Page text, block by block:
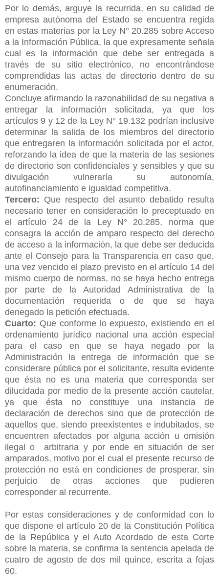
Por lo demás, arguye la recurrida, en su calidad de
empresa autónoma del Estado se encuentra regida
en estas materias por la Ley N° 20.285 sobre Acceso
a la Información Pública, la que expresamente señala
cual es la información que debe ser entregada a
través de su sitio electrónico, no encontrándose
comprendidas las actas de directorio dentro de su
enumeración.
Concluye afirmando la razonabilidad de su negativa a
entregar la información solicitada, ya que los
artículos 9 y 12 de la Ley N° 19.132 podrían inclusive
determinar la salida de los miembros del directorio
que entregaren la información solicitada por el actor,
reforzando la idea de que la materia de las sesiones
de directorio son confidenciales y sensibles y que su
divulgación vulneraría su autonomía,
autofinanciamiento e igualdad competitiva.
Tercero: Que respecto del asunto debatido resulta
necesario tener en consideración lo preceptuado en
el artículo 24 de la Ley N° 20.285, norma que
consagra la acción de amparo respecto del derecho
de acceso a la información, la que debe ser deducida
ante el Consejo para la Transparencia en caso que,
una vez vencido el plazo previsto en el artículo 14 del
mismo cuerpo de normas, no se haya hecho entrega
por parte de la Autoridad Administrativa de la
documentación requerida o de que se haya
denegado la petición efectuada.
Cuarto: Que conforme lo expuesto, existiendo en el
ordenamiento jurídico nacional una acción especial
para el caso en que se haya negado por la
Administración la entrega de información que se
considerare pública por el solicitante, resulta evidente
que ésta no es una materia que corresponda ser
dilucidada por medio de la presente acción cautelar,
ya que ésta no constituye una instancia de
declaración de derechos sino que de protección de
aquellos que, siendo preexistentes e indubitados, se
encuentren afectados por alguna acción u omisión
ilegal oarbitraria y por ende en situación de ser
amparados, motivo por el cual el presente recurso de
protección no está en condiciones de prosperar, sin
perjuicio de otras acciones que pudieren
corresponder al recurrente.
Por estas consideraciones y de conformidad con lo
que dispone el artículo 20 de la Constitución Política
de la República y el Auto Acordado de esta Corte
sobre la materia, se confirma la sentencia apelada de
cuatro de agosto de dos mil quince, escrita a fojas
60.